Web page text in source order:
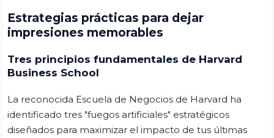
Estrategias prácticas para dejar
impresiones memorables
Tres principios fundamentales de Harvard
Business School
La reconocida Escuela de Negocios de Harvard ha
identificado tres "fuegos artificiales" estratégicos
diseñados para maximizar el impacto de tus últimas